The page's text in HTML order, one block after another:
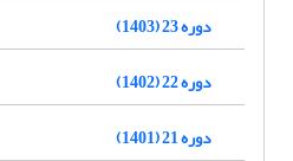
دوره 23 (1403)
دوره 22 (1402)
دوره 21 (1401)